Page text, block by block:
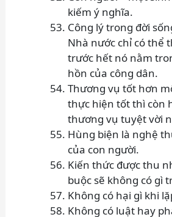
kiếm ý nghĩa.
Công lý trong đời
Nhà nước chỉ có thể
trước hết nó nằm
hồn của công dân.
Thương vụ tốt hơn
thực hiện tốt thì còn
thương vụ tuyệt vời
Hùng biện là nghệ
của con người.
Kiến thức được thu
buộc sẽ không có gì
Không có hại gì khi
Không có luật hay